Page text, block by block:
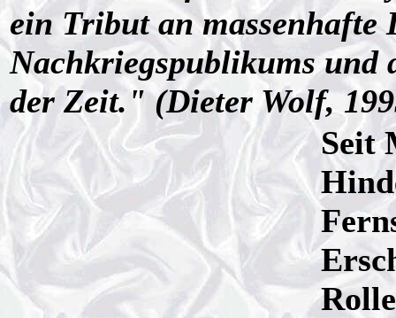
ein Tribut an massenhafte
Nachkriegspublikums und
der Zeit." (Dieter Wolf,
Seit